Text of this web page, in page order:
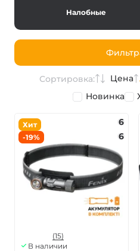
Налобные
Сортировка: Цена
Новинка
Хит
-19%
6
6
(15)
В наличии